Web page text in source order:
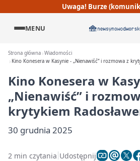
Uwaga! Burze
MENU
Strona główna Wiadomości
Kino Konesera w Kasynie - „Nienawiść” i rozmowa z
Kino Konesera w
„Nienawiść” i
krytykiem
30 grudnia 2025
2 min czytania Udostępnij